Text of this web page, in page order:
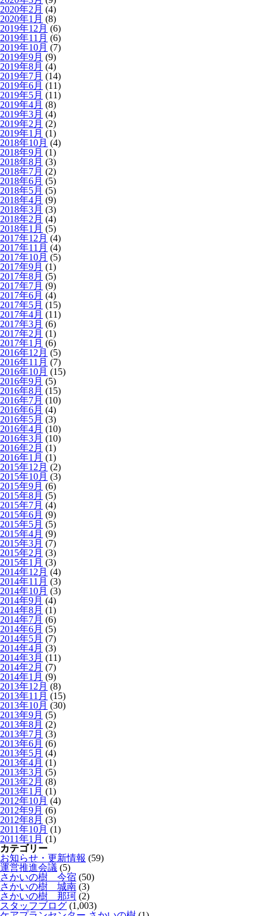
2020年2月 (4)
2020年1月 (8)
2019年12月 (6)
2019年11月 (6)
2019年10月 (7)
2019年9月 (9)
2019年8月 (4)
2019年7月 (14)
2019年6月 (11)
2019年5月 (11)
2019年4月 (8)
2019年3月 (4)
2019年2月 (2)
2019年1月 (1)
2018年10月 (4)
2018年9月 (1)
2018年8月 (3)
2018年7月 (2)
2018年6月 (5)
2018年5月 (5)
2018年4月 (9)
2018年3月 (3)
2018年2月 (4)
2018年1月 (5)
2017年12月 (4)
2017年11月 (4)
2017年10月 (5)
2017年9月 (1)
2017年8月 (5)
2017年7月 (9)
2017年6月 (4)
2017年5月 (15)
2017年4月 (11)
2017年3月 (6)
2017年2月 (1)
2017年1月 (6)
2016年12月 (5)
2016年11月 (7)
2016年10月 (15)
2016年9月 (5)
2016年8月 (15)
2016年7月 (10)
2016年6月 (4)
2016年5月 (3)
2016年4月 (10)
2016年3月 (10)
2016年2月 (1)
2016年1月 (1)
2015年12月 (2)
2015年10月 (3)
2015年9月 (6)
2015年8月 (5)
2015年7月 (4)
2015年6月 (9)
2015年5月 (5)
2015年4月 (9)
2015年3月 (7)
2015年2月 (3)
2015年1月 (3)
2014年12月 (4)
2014年11月 (3)
2014年10月 (3)
2014年9月 (4)
2014年8月 (1)
2014年7月 (6)
2014年6月 (5)
2014年5月 (7)
2014年4月 (3)
2014年3月 (11)
2014年2月 (7)
2014年1月 (9)
2013年12月 (8)
2013年11月 (15)
2013年10月 (30)
2013年9月 (5)
2013年8月 (2)
2013年7月 (3)
2013年6月 (6)
2013年5月 (4)
2013年4月 (1)
2013年3月 (5)
2013年2月 (8)
2013年1月 (1)
2012年10月 (4)
2012年9月 (6)
2012年8月 (3)
2011年10月 (1)
2011年1月 (1)
カテゴリー
お知らせ・更新情報 (59)
運営推進会議 (5)
さかいの樹 今宿 (50)
さかいの樹 城南 (3)
さかいの樹 那珂 (2)
スタッフブログ (1,003)